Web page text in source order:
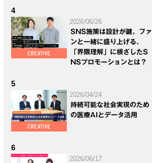
4
2026/06/26
SNS施策は設計が鍵。ファ
ンと一緒に盛り上げる、
「界隈理解」に根ざしたS
NSプロモーションとは？
5
2026/04/24
持続可能な社会実現のため
の医療AIとデータ活用
6
2026/06/17